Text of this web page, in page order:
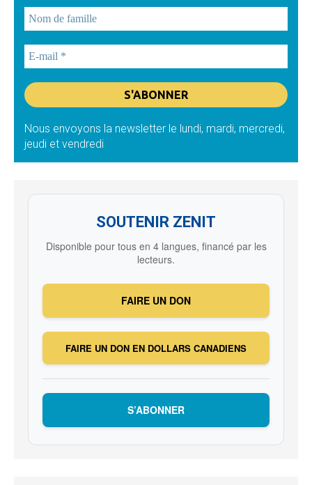
Nous envoyons la newsletter le lundi, mardi, mercredi,
jeudi et vendredi
SOUTENIR ZENIT
Disponible pour tous en 4 langues, financé par les
lecteurs.
FAIRE UN DON
FAIRE UN DON EN DOLLARS CANADIENS
S’ABONNER